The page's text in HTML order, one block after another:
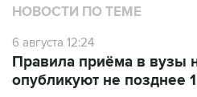
НОВОСТИ ПО ТЕМЕ
6 августа 12:24
Правила приёма в вузы
опубликуют не позднее